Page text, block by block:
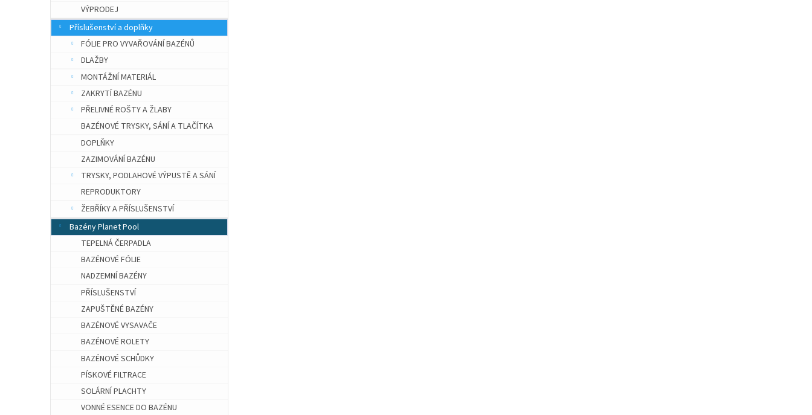
VÝPRODEJ
Příslušenství a doplňky
FÓLIE PRO VYVAŘOVÁNÍ BAZÉNŮ
DLAŽBY
MONTÁŽNÍ MATERIÁL
ZAKRYTÍ BAZÉNU
PŘELIVNÉ ROŠTY A ŽLABY
BAZÉNOVÉ TRYSKY, SÁNÍ A TLAČÍTKA
DOPLŇKY
ZAZIMOVÁNÍ BAZÉNU
TRYSKY, PODLAHOVÉ VÝPUSTĚ A SÁNÍ
REPRODUKTORY
ŽEBŘÍKY A PŘÍSLUŠENSTVÍ
Bazény Planet Pool
TEPELNÁ ČERPADLA
BAZÉNOVÉ FÓLIE
NADZEMNÍ BAZÉNY
PŘÍSLUŠENSTVÍ
ZAPUŠTĚNÉ BAZÉNY
BAZÉNOVÉ VYSAVAČE
BAZÉNOVÉ ROLETY
BAZÉNOVÉ SCHŮDKY
PÍSKOVÉ FILTRACE
SOLÁRNÍ PLACHTY
VONNÉ ESENCE DO BAZÉNU